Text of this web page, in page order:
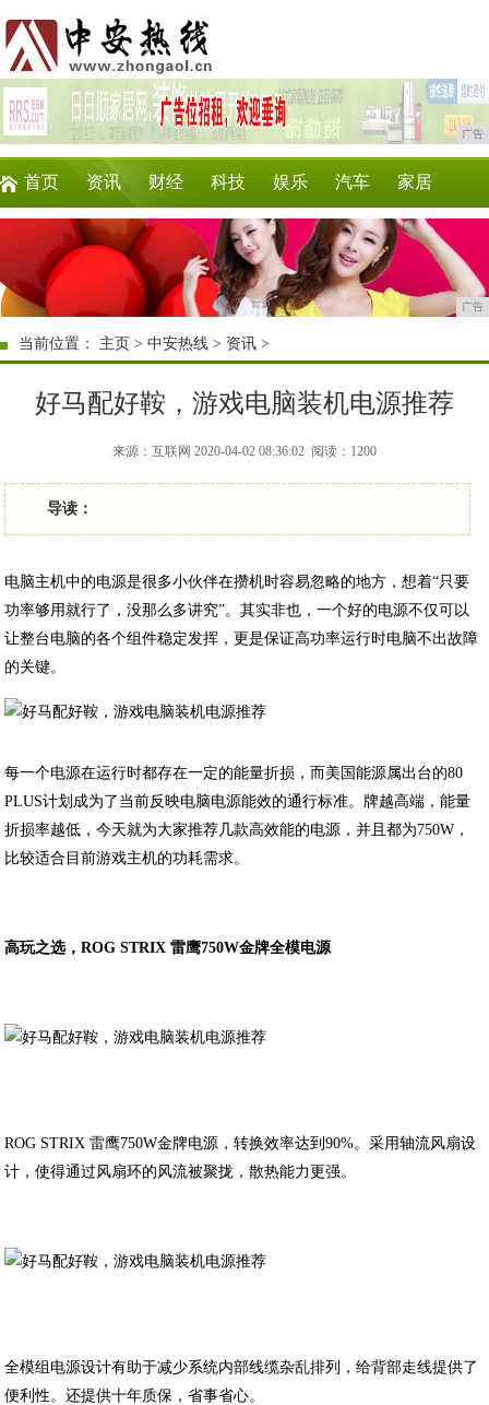
广告
首页 资讯 财经 科技 娱乐 汽车 家居
游戏 美食 商讯 时尚 微商
广告
当前位置： 主页 >中安热线 > 资讯 >
好马配好鞍，游戏电脑装机电源推荐
来源：互联网 2020-04-02 08:36:02 阅读：1200
导读：
电脑主机中的电源是很多小伙伴在攒机时容易忽略的地方，想着“只要
功率够用就行了，没那么多讲究”。其实非也，一个好的电源不仅可以
让整台电脑的各个组件稳定发挥，更是保证高功率运行时电脑不出故障
的关键。
每一个电源在运行时都存在一定的能量折损，而美国能源属出台的80
PLUS计划成为了当前反映电脑电源能效的通行标准。牌越高端，能量
折损率越低，今天就为大家推荐几款高效能的电源，并且都为750W，
比较适合目前游戏主机的功耗需求。
高玩之选，ROG STRIX 雷鹰750W金牌全模电源
ROG STRIX 雷鹰750W金牌电源，转换效率达到90%。采用轴流风扇设
计，使得通过风扇环的风流被聚拢，散热能力更强。
全模组电源设计有助于减少系统内部线缆杂乱排列，给背部走线提供了
便利性。还提供十年质保，省事省心。